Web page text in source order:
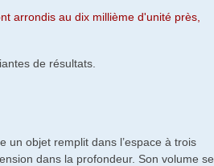
arrondis au dix millième d'unité près,
de résultats.
un objet remplit dans l’espace à trois
dans la profondeur. Son volume se